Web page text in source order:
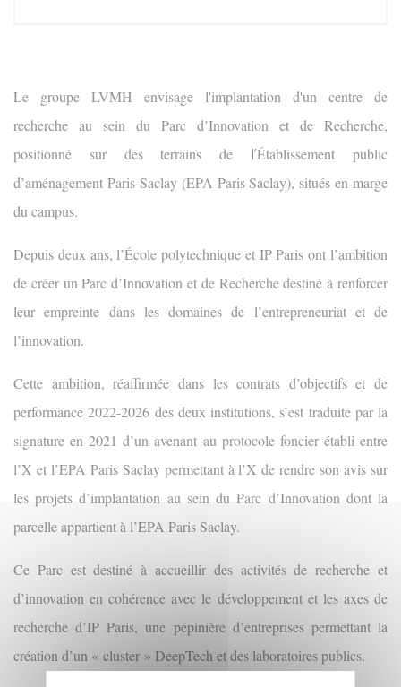
Le groupe LVMH envisage l'implantation d'un centre de
recherche au sein du Parc d’Innovation et de Recherche,
positionné sur des terrains de l’Établissement public
d’aménagement Paris-Saclay (EPA Paris Saclay), situés en marge
du campus.
Depuis deux ans, l’École polytechnique et IP Paris ont l’ambition
de créer un Parc d’Innovation et de Recherche destiné à renforcer
leur empreinte dans les domaines de l’entrepreneuriat et de
l’innovation.
Cette ambition, réaffirmée dans les contrats d’objectifs et de
performance 2022-2026 des deux institutions, s’est traduite par la
signature en 2021 d’un avenant au protocole foncier établi entre
l’X et l’EPA Paris Saclay permettant à l’X de rendre son avis sur
les projets d’implantation au sein du Parc d’Innovation dont la
parcelle appartient à l’EPA Paris Saclay.
Ce Parc est destiné à accueillir des activités de recherche et
d’innovation en cohérence avec le développement et les axes de
recherche d’IP Paris, une pépinière d’entreprises permettant la
création d’un « cluster » DeepTech et des laboratoires publics.